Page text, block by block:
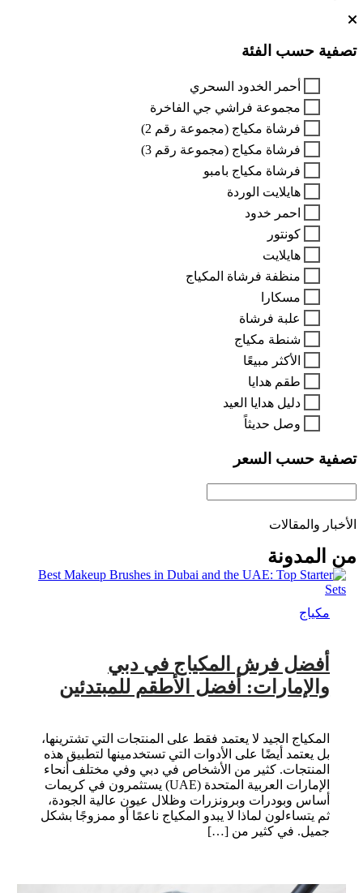
تصفية حسب الفئة
أحمر الخدود السحري
مجموعة فراشي جي الفاخرة
فرشاة مكياج (مجموعة رقم 2)
فرشاة مكياج (مجموعة رقم 3)
فرشاة مكياج بامبو
هايلايت الوردة
احمر خدود
كونتور
هايلايت
منظفة فرشاة المكياج
مسكارا
علبة فرشاة
شنطة مكياج
الأكثر مبيعًا
طقم هدايا
دليل هدايا العيد
وصل حديثاً
تصفية حسب السعر
الأخبار والمقالات
من المدونة
مكياج
أفضل فرش المكياج في دبي
والإمارات: أفضل الأطقم للمبتدئين
المكياج الجيد لا يعتمد فقط على المنتجات التي تشترينها،
بل يعتمد أيضًا على الأدوات التي تستخدمينها لتطبيق هذه
المنتجات. كثير من الأشخاص في دبي وفي مختلف أنحاء
الإمارات العربية المتحدة (UAE) يستثمرون في كريمات
أساس وبودرات وبرونزرات وظلال عيون عالية الجودة،
ثم يتساءلون لماذا لا يبدو المكياج ناعمًا أو ممزوجًا بشكل
جميل. في كثير من […]